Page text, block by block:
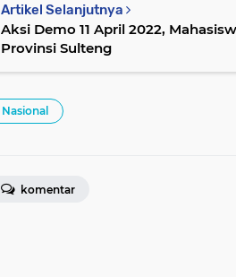
Artikel Selanjutnya
Aksi Demo 11 April 2022,
Provinsi Sulteng
Nasional
komentar